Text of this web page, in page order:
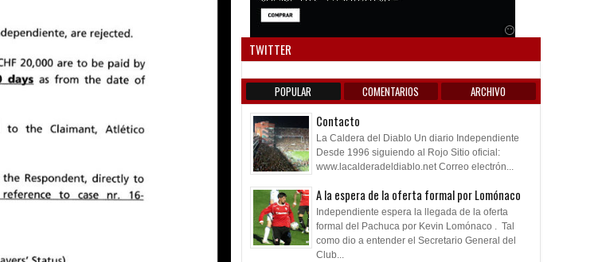
TWITTER
POPULAR COMENTARIOS ARCHIVO
Contacto
La Caldera del Diablo Un diario Independiente
Desde 1996 siguiendo al Rojo Sitio oficial:
www.lacalderadeldiablo.net Correo electrón...
A la espera de la oferta formal por Lomónaco
Independiente espera la llegada de la oferta
formal del Pachuca por Kevin Lomónaco . Tal
como dio a entender el Secretario General del
Club...